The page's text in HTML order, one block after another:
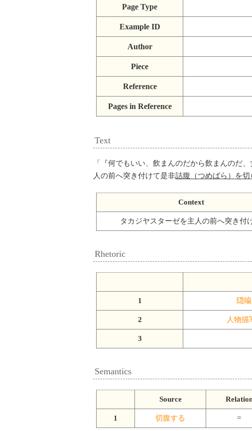
Page Type
Example ID
Author
Piece
Reference
Pages in Reference
Text
「
『何でもいい、飲まんのだから飲まんのだ
人の前へ突き付けて是非詰腹（つめばら）を切
Context
タカジヤスターゼを主人の前へ突き付
Rhetoric
1 隠
2 人物描
3
Semantics
Source
1 切腹する =